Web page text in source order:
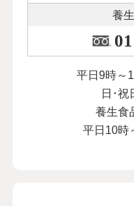
養
平日9時～
日･祝
養生食
平日10時